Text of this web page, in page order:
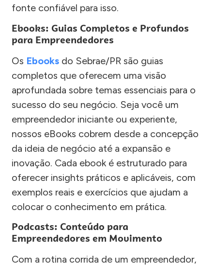
fonte confiável para isso.
Ebooks: Guias Completos e Profundos
para Empreendedores
Os Ebooks do Sebrae/PR são guias
completos que oferecem uma visão
aprofundada sobre temas essenciais para o
sucesso do seu negócio. Seja você um
empreendedor iniciante ou experiente,
nossos eBooks cobrem desde a concepção
da ideia de negócio até a expansão e
inovação. Cada ebook é estruturado para
oferecer insights práticos e aplicáveis, com
exemplos reais e exercícios que ajudam a
colocar o conhecimento em prática.
Podcasts: Conteúdo para
Empreendedores em Movimento
Com a rotina corrida de um empreendedor,